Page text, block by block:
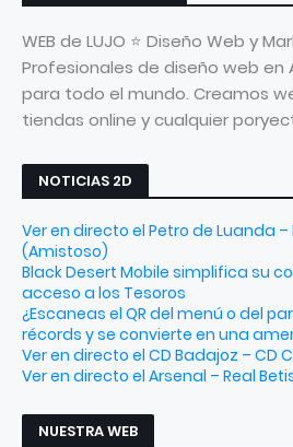
WEB de LUJO ⭐ Diseño Web y
Profesionales de diseño web en
para todo el mundo. Creamos
tiendas online y cualquier
NOTICIAS 2D
Ver en directo el Petro de Luanda –
(Amistoso)
Black Desert Mobile simplifica su
acceso a los Tesoros
¿Escaneas el QR del menú o del
récords y se convierte en una
Ver en directo el CD Badajoz – CD
Ver en directo el Arsenal – Real
NUESTRA WEB